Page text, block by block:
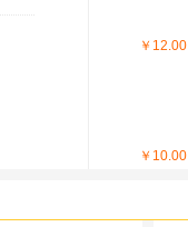
￥12.00
￥10.00